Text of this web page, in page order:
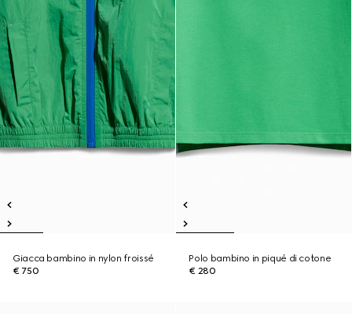
Giacca bambino in nylon froissé
€ 750
Polo bambino in piqué di cotone
€ 280